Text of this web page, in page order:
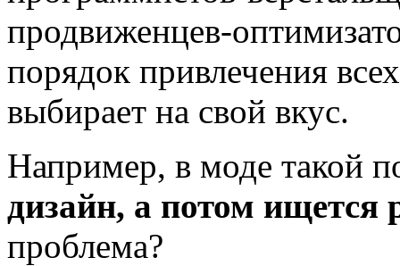
продвиженцев-
порядок привлечения
выбирает на свой вкус.
Например, в моде такой
дизайн, а потом ищется
проблема?